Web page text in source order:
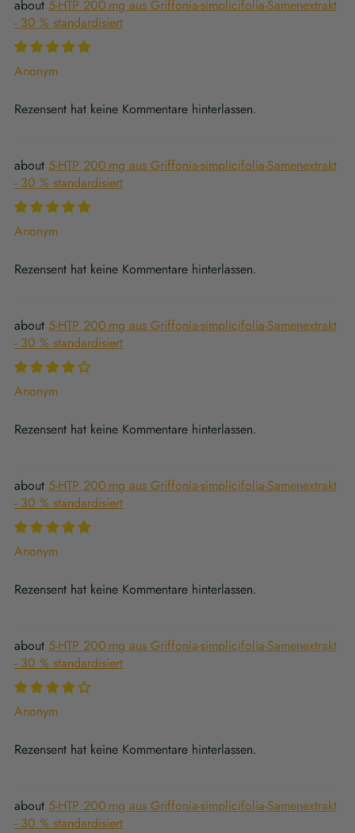
5-HTP 200 mg aus Griffonia-simplicifolia-Samenextrakt
- 30 % standardisiert
Anonym
Rezensent hat keine Kommentare hinterlassen.
5-HTP 200 mg aus Griffonia-simplicifolia-Samenextrakt
- 30 % standardisiert
Anonym
Rezensent hat keine Kommentare hinterlassen.
5-HTP 200 mg aus Griffonia-simplicifolia-Samenextrakt
- 30 % standardisiert
Anonym
Rezensent hat keine Kommentare hinterlassen.
5-HTP 200 mg aus Griffonia-simplicifolia-Samenextrakt
- 30 % standardisiert
Anonym
Rezensent hat keine Kommentare hinterlassen.
5-HTP 200 mg aus Griffonia-simplicifolia-Samenextrakt
- 30 % standardisiert
Anonym
Rezensent hat keine Kommentare hinterlassen.
5-HTP 200 mg aus Griffonia-simplicifolia-Samenextrakt
- 30 % standardisiert